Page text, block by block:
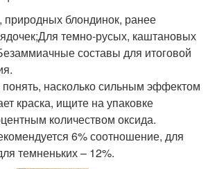
природных блондинок, ранее
темно-русых, каштановых
составы для итоговой
насколько сильным эффектом
краска, ищите на упаковке
количеством оксида.
6% соотношение, для
темненьких – 12%.